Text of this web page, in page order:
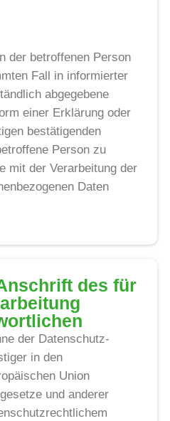
der betroffenen Person
Fall in informierter
abgegebene
einer Erklärung oder
bestätigenden
Person zu
mit der Verarbeitung der
Daten
des für
der Datenschutz-
in den
Union
und anderer